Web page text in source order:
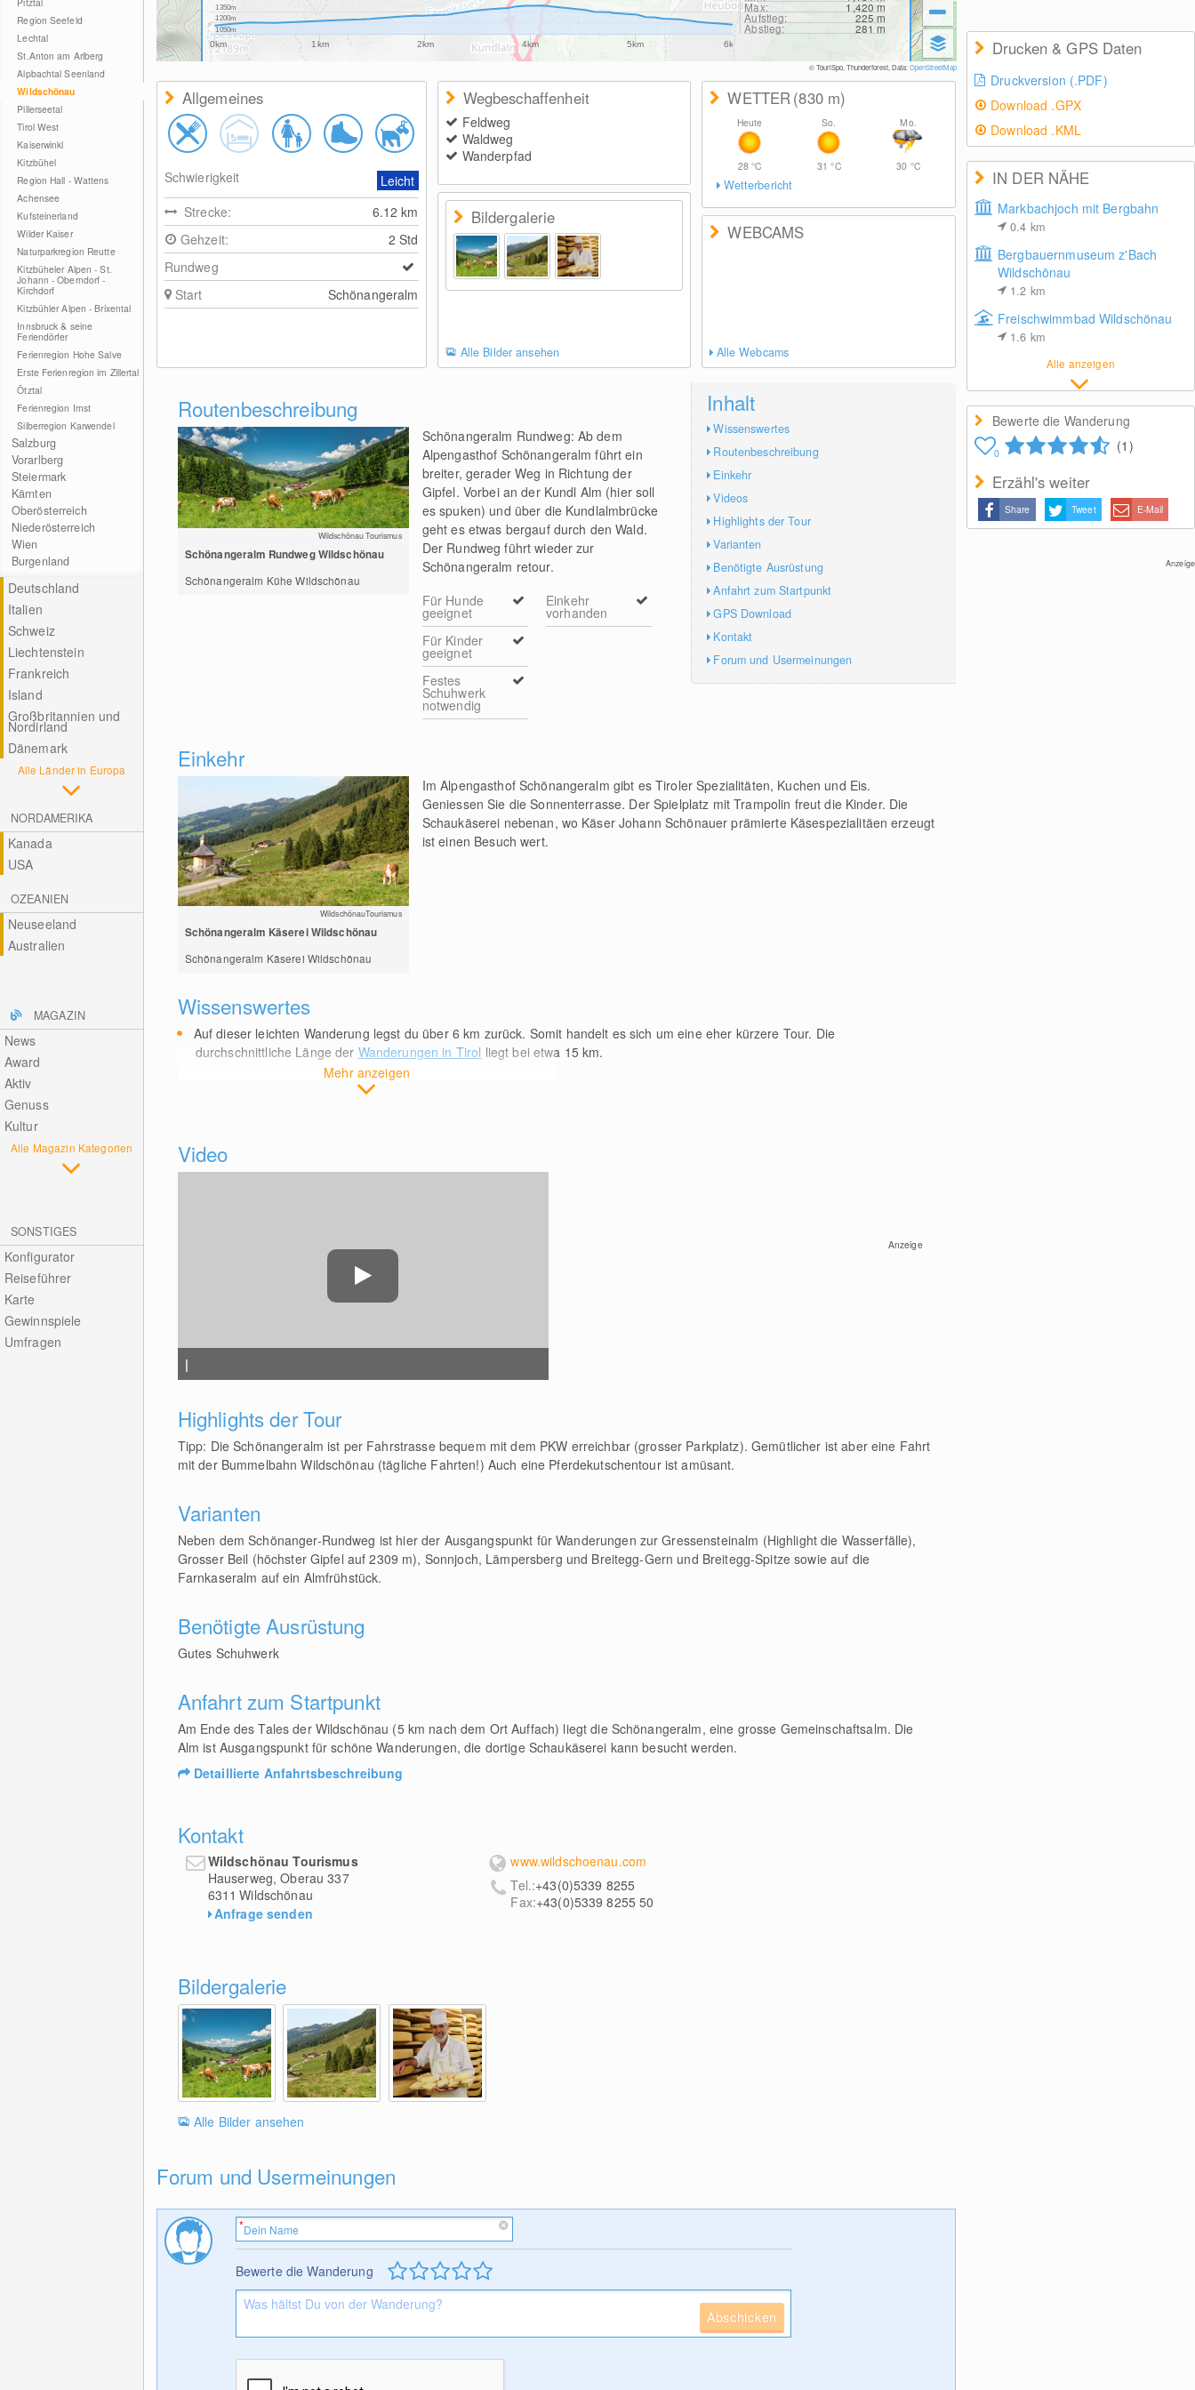
Region Seefeld
Lechtal
St.Anton am Arlberg
Alpbachtal Seenland
Wildschönau
Pillerseetal
Tirol West
Kaiserwinkl
Kitzbühel
Region Hall - Wattens
Achensee
Kufsteinerland
Wilder Kaiser
Naturparkregion Reutte
Kitzbüheler Alpen - St.
Johann - Oberndorf -
Kirchdorf
Kitzbühler Alpen - Brixental
Innsbruck & seine
Feriendörfer
Ferienregion Hohe Salve
Erste Ferienregion im Zillertal
Ötztal
Ferienregion Imst
Silberregion Karwendel
Salzburg
Vorarlberg
Steiermark
Kärnten
Oberösterreich
Niederösterreich
Wien
Burgenland
Deutschland
Italien
Schweiz
Liechtenstein
Frankreich
Island
Großbritannien und
Nordirland
Dänemark
Alle Länder in Europa
NORDAMERIKA
Kanada
USA
OZEANIEN
Neuseeland
Australien
MAGAZIN
News
Award
Aktiv
Genuss
Kultur
Alle Magazin Kategorien
SONSTIGES
Konfigurator
Reiseführer
Karte
Gewinnspiele
Umfragen
0km 1km 2km 4km 5km 6km
1050m
1200m
1350m Max: 1,420m
Aufstieg: 225m
Abstieg: 281m
© TouriSpo, Thunderforest, Data:OpenStreetMap
Drucken & GPS Daten
Druckversion (.PDF)
Download .GPX
Download .KML
IN DER NÄHE
Markbachjoch mit Bergbahn
0.4 km
Bergbauernmuseum z'Bach
Wildschönau
1.2 km
Freischwimmbad Wildschönau
1.6 km
Alle anzeigen
Bewerte die Wanderung
0 (1)
Erzähl's weiter
Share Tweet E-Mail
Anzeige
Allgemeines
Schwierigkeit
Leicht
Strecke:
6.12km
Gehzeit:
2 Std
Rundweg
Start
Schönangeralm
Wegbeschaffenheit
Feldweg
Waldweg
Wanderpfad
Bildergalerie
Alle Bilder ansehen
WETTER(830 m)
Heute
28°C
So.
31°C
Mo.
30 °C
Wetterbericht
WEBCAMS
Alle Webcams
Inhalt
Wissenswertes
Routenbeschreibung
Einkehr
Videos
Highlights der Tour
Varianten
Benötigte Ausrüstung
Anfahrt zum Startpunkt
GPS Download
Kontakt
Forum und Usermeinungen
Routenbeschreibung
Wildschönau Tourismus
Schönangeralm Rundweg Wildschönau
Schönangeralm Kühe Wildschönau
Schönangeralm Rundweg: Ab dem
Alpengasthof Schönangeralm führt ein
breiter, gerader Weg in Richtung der
Gipfel. Vorbei an der Kundl Alm (hier soll
es spuken) und über die Kundlalmbrücke
geht es etwas bergauf durch den Wald.
Der Rundweg führt wieder zur
Schönangeralm retour.
Für Hunde
geeignet
Für Kinder
geeignet
Festes
Schuhwerk
notwendig
Einkehr
vorhanden
Einkehr
WildschönauTourismus
Schönangeralm Käserei Wildschönau
Schönangeralm Käserei Wildschönau
Im Alpengasthof Schönangeralm gibt es Tiroler Spezialitäten, Kuchen und Eis.
Geniessen Sie die Sonnenterrasse. Der Spielplatz mit Trampolin freut die Kinder. Die
Schaukäserei nebenan, wo Käser Johann Schönauer prämierte Käsespezialitäen erzeugt
ist einen Besuch wert.
Wissenswertes
Mehr anzeigen
Auf dieser leichten Wanderung legst du über 6km zurück. Somit handelt es sich um eine eher kürzere Tour. Die
durchschnittliche Länge der Wanderungen in Tirol liegt bei etwa 15km.
Video
|
Anzeige
Highlights der Tour
Tipp: Die Schönangeralm ist per Fahrstrasse bequem mit dem PKW erreichbar (grosser Parkplatz). Gemütlicher ist aber eine Fahrt
mit der Bummelbahn Wildschönau (tägliche Fahrten!) Auch eine Pferdekutschentour ist amüsant.
Varianten
Neben dem Schönanger-Rundweg ist hier der Ausgangspunkt für Wanderungen zur Gressensteinalm (Highlight die Wasserfälle),
Grosser Beil (höchster Gipfel auf 2309 m), Sonnjoch, Lämpersberg und Breitegg-Gern und Breitegg-Spitze sowie auf die
Farnkaseralm auf ein Almfrühstück.
Benötigte Ausrüstung
Gutes Schuhwerk
Anfahrt zum Startpunkt
Am Ende des Tales der Wildschönau (5 km nach dem Ort Auffach) liegt die Schönangeralm, eine grosse Gemeinschaftsalm. Die
Alm ist Ausgangspunkt für schöne Wanderungen, die dortige Schaukäserei kann besucht werden.
Detaillierte Anfahrtsbeschreibung
Kontakt
Wildschönau Tourismus
Hauserweg, Oberau 337
6311 Wildschönau
Anfrage senden
www.wildschoenau.com
Tel.:+43(0)5339 8255
Fax:+43(0)5339 8255 50
Bildergalerie
Alle Bilder ansehen
Forum und Usermeinungen
Bewerte die Wanderung
Abschicken